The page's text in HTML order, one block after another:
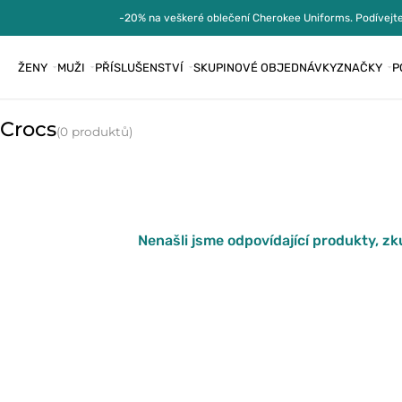
-20% na veškeré oblečení Cherokee Uniforms.
ŽENY MUŽI PŘÍSLUŠENSTVÍ SKUPINOVÉ OBJEDNÁVKYZNAČKY
Crocs(0 produktů)
Nenašli jsme odpovídající produkty,